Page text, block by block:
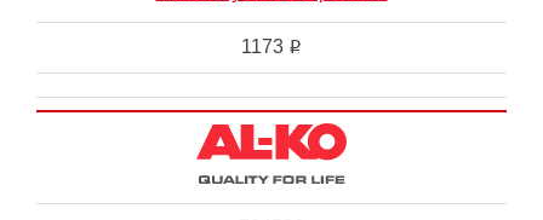
1173 i